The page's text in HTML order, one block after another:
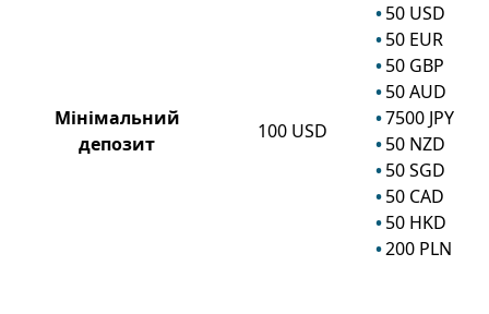
Мінімальний
депозит
100 USD
50 USD
50 EUR
50 GBP
50AUD
7500 JPY
50 NZD
50SGD
50 CAD
50 HKD
200 PLN